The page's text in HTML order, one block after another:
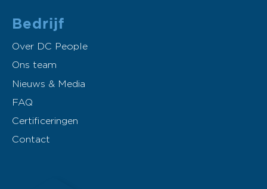
Bedrijf
Over DC People
Ons team
Nieuws & Media
FAQ
Certificeringen
Contact